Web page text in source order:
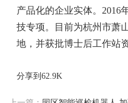
产品化的企业实体。2016
技专项。目前为杭州市萧
地，并获批博士后工作站
分享到62.9K